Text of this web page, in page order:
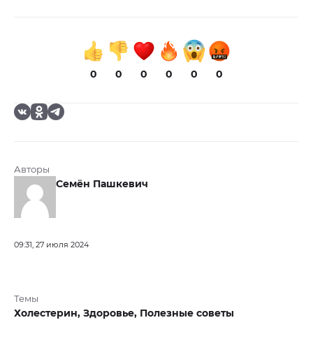
0 0 0 0 0 0
Авторы
Семён Пашкевич
09:31, 27 июля 2024
Темы
Холестерин, Здоровье, Полезные советы